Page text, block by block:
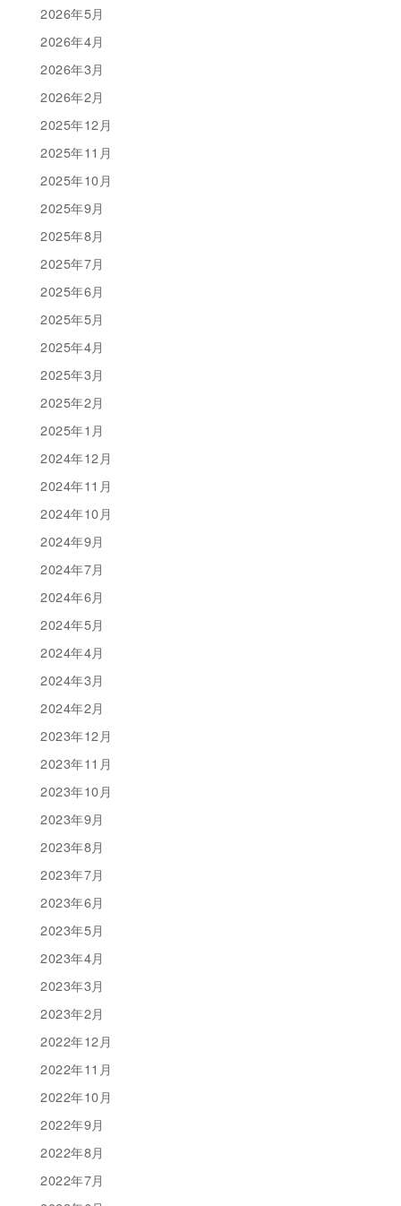
2026年5月
2026年4月
2026年3月
2026年2月
2025年12月
2025年11月
2025年10月
2025年9月
2025年8月
2025年7月
2025年6月
2025年5月
2025年4月
2025年3月
2025年2月
2025年1月
2024年12月
2024年11月
2024年10月
2024年9月
2024年7月
2024年6月
2024年5月
2024年4月
2024年3月
2024年2月
2023年12月
2023年11月
2023年10月
2023年9月
2023年8月
2023年7月
2023年6月
2023年5月
2023年4月
2023年3月
2023年2月
2022年12月
2022年11月
2022年10月
2022年9月
2022年8月
2022年7月